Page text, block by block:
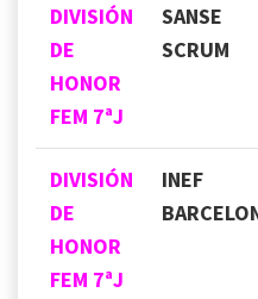
DIVISIÓN
DE
HONOR
FEM 7ªJ
SANSE
SCRUM
DIVISIÓN
DE
HONOR
FEM 7ªJ
INEF